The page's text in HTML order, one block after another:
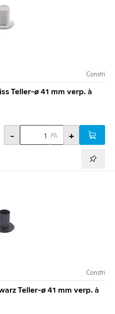
Constri
Teller-ø 41 mm verp. à
- PA +
Constri
Teller-ø 41 mm verp. à